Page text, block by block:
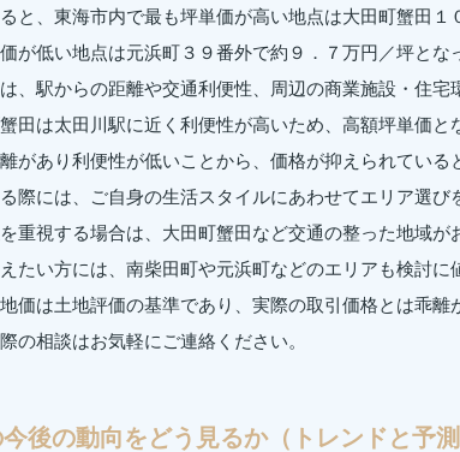
と、東海市内で最も坪単価が高い地点は大田町蟹田
が低い地点は元浜町３９番外で約９．７万円／坪とな
、駅からの距離や交通利便性、周辺の商業施設・住
田は太田川駅に近く利便性が高いため、高額坪単価
があり利便性が低いことから、価格が抑えられている
際には、ご自身の生活スタイルにあわせてエリア選
重視する場合は、大田町蟹田など交通の整った地域
たい方には、南柴田町や元浜町などのエリアも検討に
価は土地評価の基準であり、実際の取引価格とは乖
の相談はお気軽にご連絡ください。
後の動向をどう見るか（トレンドと予測